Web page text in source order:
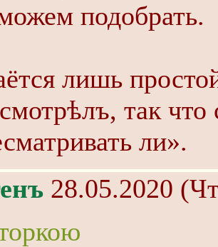
подобрать.
лишь
так
ли».
28.05.2020